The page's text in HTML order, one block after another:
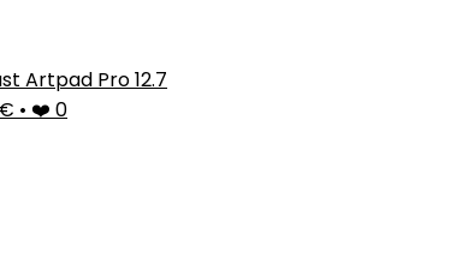
Artpad Pro 12.7
• ❤️ 0